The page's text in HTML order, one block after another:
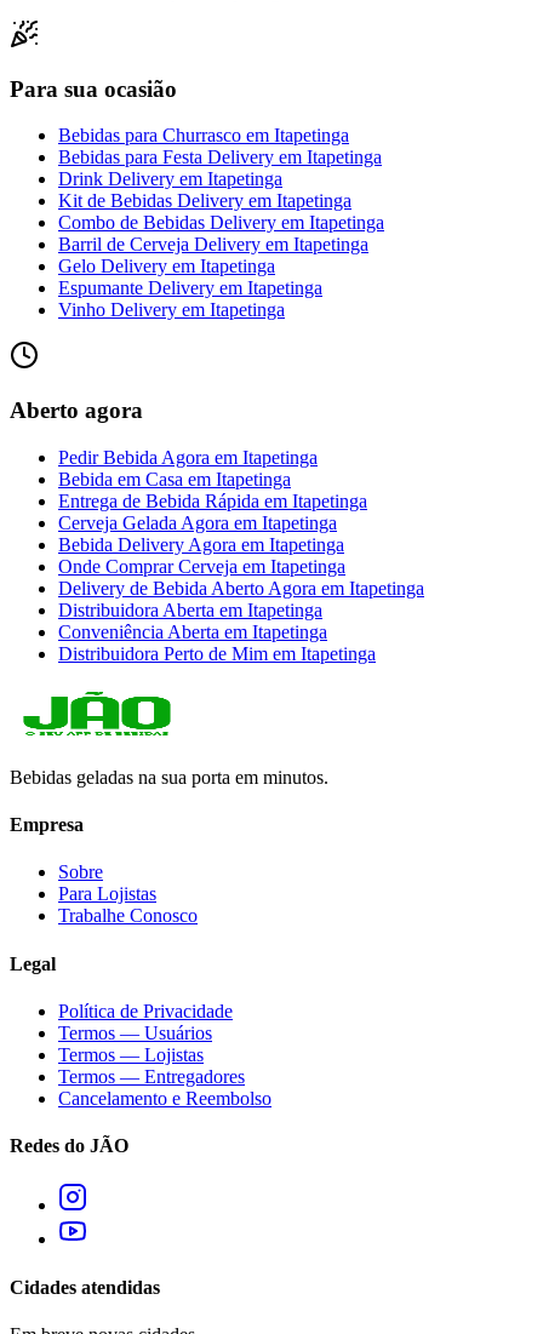
Para sua ocasião
Bebidas para Churrasco em Itapetinga
Bebidas para Festa Delivery em Itapetinga
Drink Delivery em Itapetinga
Kit de Bebidas Delivery em Itapetinga
Combo de Bebidas Delivery em Itapetinga
Barril de Cerveja Delivery em Itapetinga
Gelo Delivery em Itapetinga
Espumante Delivery em Itapetinga
Vinho Delivery em Itapetinga
Aberto agora
Pedir Bebida Agora em Itapetinga
Bebida em Casa em Itapetinga
Entrega de Bebida Rápida em Itapetinga
Cerveja Gelada Agora em Itapetinga
Bebida Delivery Agora em Itapetinga
Onde Comprar Cerveja em Itapetinga
Delivery de Bebida Aberto Agora em Itapetinga
Distribuidora Aberta em Itapetinga
Conveniência Aberta em Itapetinga
Distribuidora Perto de Mim em Itapetinga
Bebidas geladas na sua porta em minutos.
Empresa
Sobre
Para Lojistas
Trabalhe Conosco
Legal
Política de Privacidade
Termos — Usuários
Termos — Lojistas
Termos — Entregadores
Cancelamento e Reembolso
Redes do JÃO
Cidades atendidas